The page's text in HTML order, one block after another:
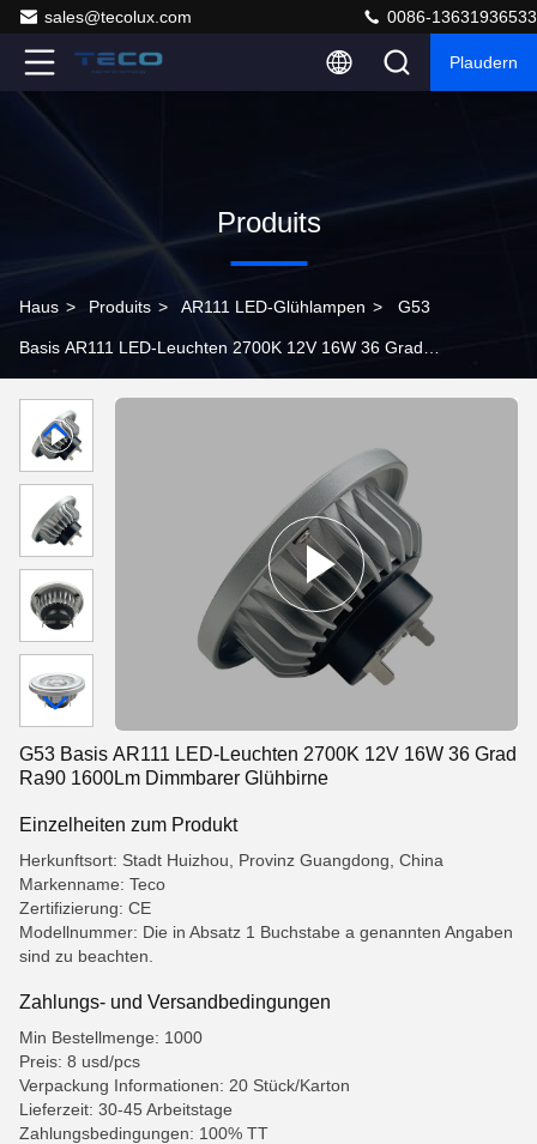
sales@tecolux.com 0086-13631936533
Plaudern
Produits
Haus > Produits > AR111 LED-Glühlampen > G53
Basis AR111 LED-Leuchten 2700K 12V 16W 36 Grad
G53 Basis AR111 LED-Leuchten 2700K 12V 16W 36 Grad
Ra90 1600Lm Dimmbarer Glühbirne
Einzelheiten zum Produkt
Herkunftsort: Stadt Huizhou, Provinz Guangdong, China
Markenname: Teco
Zertifizierung: CE
Modellnummer: Die in Absatz 1 Buchstabe a genannten Angaben
sind zu beachten.
Zahlungs- und Versandbedingungen
Min Bestellmenge: 1000
Preis: 8 usd/pcs
Verpackung Informationen: 20 Stück/Karton
Lieferzeit: 30-45 Arbeitstage
Zahlungsbedingungen: 100% TT